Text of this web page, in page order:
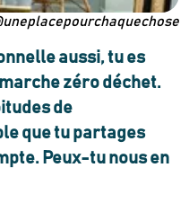
aussi, tu es
zéro déchet.
de
que tu partages
Peux-tu nous en